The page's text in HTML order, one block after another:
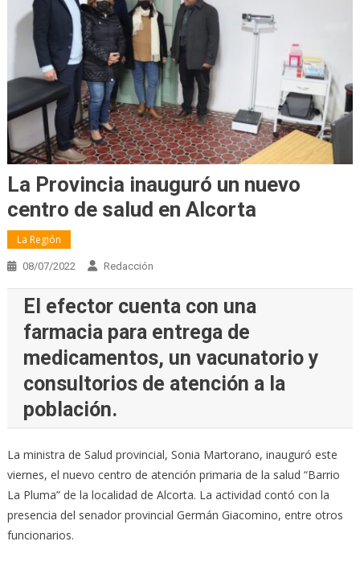
La Provincia inauguró un nuevo
centro de salud en Alcorta
La Región
08/07/2022 Redacción
El efector cuenta con una
farmacia para entrega de
medicamentos, un vacunatorio y
consultorios de atención a la
población.
La ministra de Salud provincial, Sonia Martorano, inauguró este
viernes, el nuevo centro de atención primaria de la salud “Barrio
La Pluma” de la localidad de Alcorta. La actividad contó con la
presencia del senador provincial Germán Giacomino, entre otros
funcionarios.